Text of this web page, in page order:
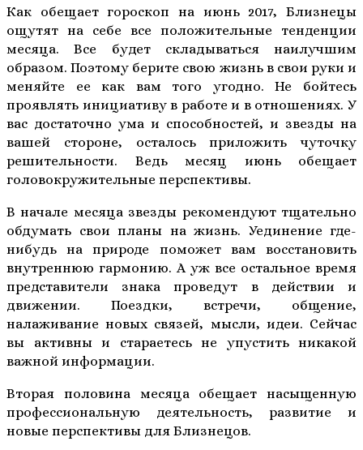
Как обещает гороскоп на июнь 2017, Близнецы
ощутят на себе все положительные тенденции
месяца. Все будет складываться наилучшим
образом. Поэтому берите свою жизнь в свои руки и
меняйте ее как вам того угодно. Не бойтесь
проявлять инициативу в работе и в отношениях. У
вас достаточно ума и способностей, и звезды на
вашей стороне, осталось приложить чуточку
решительности. Ведь месяц июнь обещает
головокружительные перспективы.
В начале месяца звезды рекомендуют тщательно
обдумать свои планы на жизнь. Уединение где-
нибудь на природе поможет вам восстановить
внутреннюю гармонию. А уж все остальное время
представители знака проведут в действии и
движении. Поездки, встречи, общение,
налаживание новых связей, мысли, идеи. Сейчас
вы активны и стараетесь не упустить никакой
важной информации.
Вторая половина месяца обещает насыщенную
профессиональную деятельность, развитие и
новые перспективы для Близнецов.